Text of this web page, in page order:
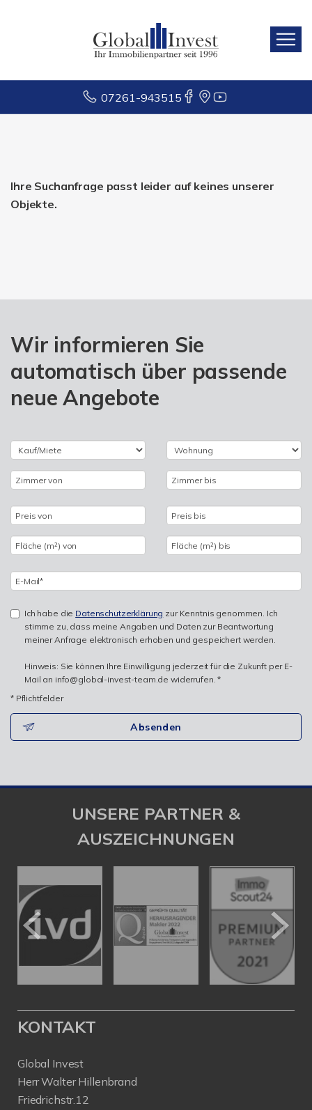
07261-943515
Ihre Suchanfrage passt leider auf keines unserer
Objekte.
Wir informieren Sie
automatisch über passende
neue Angebote
Ich habe die Datenschutzerklärung zur Kenntnis genommen. Ich
stimme zu, dass meine Angaben und Daten zur Beantwortung
meiner Anfrage elektronisch erhoben und gespeichert werden.
Hinweis: Sie können Ihre Einwilligung jederzeit für die Zukunft per E-
Mail an info@global-invest-team.de widerrufen. *
* Pflichtfelder
Absenden
UNSERE PARTNER &
AUSZEICHNUNGEN
KONTAKT
Global Invest
Herr Walter Hillenbrand
Friedrichstr.12